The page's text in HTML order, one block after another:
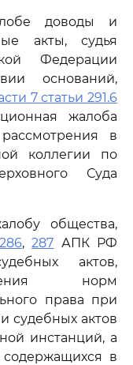
доводы и
акты, судья
Федерации
оснований,
7 статьи 291.6
жалоба
в
коллегии по
Суда
общества,
,287 АПК РФ
актов,
норм
права при
судебных актов
инстанций, а
содержащихся в